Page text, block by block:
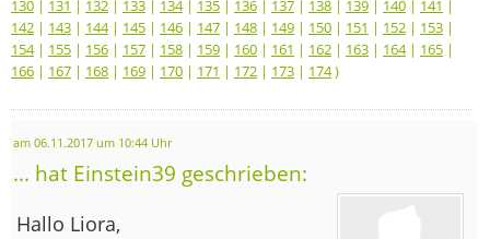
130 | 131 | 132 | 133 | 134| 135 | 136 | 137 | 138 | 139 | 140 | 141 |
142 | 143 | 144| 145 | 146 | 147 | 148 | 149 | 150 | 151 | 152 | 153 |
154| 155 | 156 | 157 | 158 | 159 | 160 | 161 | 162 | 163 | 164| 165 |
166 | 167 | 168 | 169 | 170 | 171 | 172 | 173 | 174)
am 06.11.2017 um 10:44 Uhr
... hat Einstein39 geschrieben:
Hallo Liora,